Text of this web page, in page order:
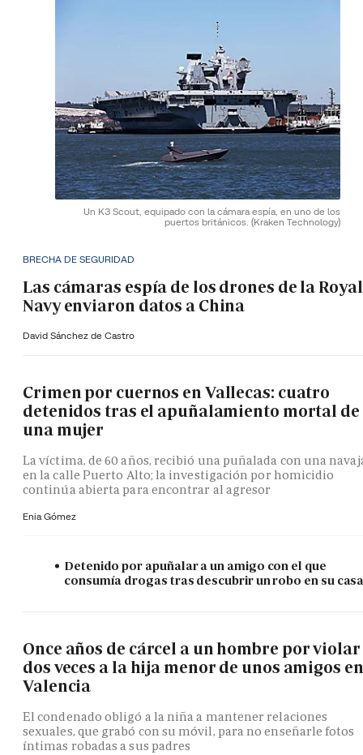
Un K3 Scout, equipado con la cámara espía, en uno de los
puertos británicos. (Kraken Technology)
BRECHA DE SEGURIDAD
Las cámaras espía de los drones de la Royal
Navy enviaron datos a China
David Sánchez de Castro
Crimen por cuernos en Vallecas: cuatro
detenidos tras el apuñalamiento mortal de
una mujer
La víctima, de 60 años, recibió una puñalada con una
en la calle Puerto Alto; la investigación por homicidio
continúa abierta para encontrar al agresor
Enia Gómez
Detenido por apuñalar a un amigo con el que
consumía drogas tras descubrir un robo en su
Once años de cárcel a un hombre por violar
dos veces a la hija menor de unos amigos en
Valencia
El condenado obligó a la niña a mantener relaciones
sexuales, que grabó con su móvil, para no enseñarle fotos
íntimas robadas a sus padres